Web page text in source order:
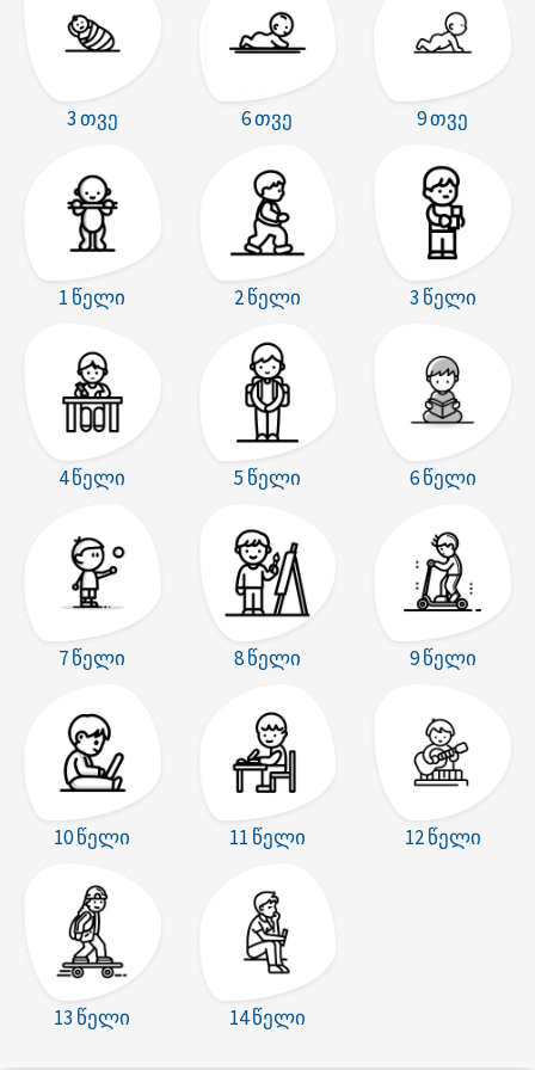
3 თვე 6 თვე 9 თვე
1 წელი 2 წელი 3 წელი
4 წელი 5 წელი 6 წელი
7 წელი 8 წელი 9 წელი
10 წელი 11 წელი 12 წელი
13 წელი 14 წელი